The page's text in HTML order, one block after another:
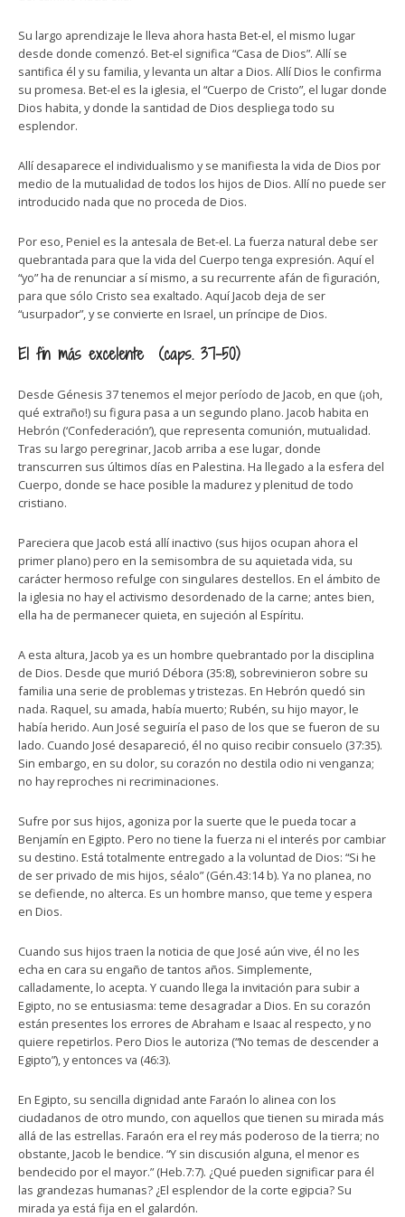
Su largo aprendizaje le lleva ahora hasta Bet-el, el mismo lugar
desde donde comenzó. Bet-el significa “Casa de Dios”. Allí se
santifica él y su familia, y levanta un altar a Dios. Allí Dios le confirma
su promesa. Bet-el es la iglesia, el “Cuerpo de Cristo”, el lugar donde
Dios habita, y donde la santidad de Dios despliega todo su
esplendor.
Allí desaparece el individualismo y se manifiesta la vida de Dios por
medio de la mutualidad de todos los hijos de Dios. Allí no puede ser
introducido nada que no proceda de Dios.
Por eso, Peniel es la antesala de Bet-el. La fuerza natural debe ser
quebrantada para que la vida del Cuerpo tenga expresión. Aquí el
“yo” ha de renunciar a sí mismo, a su recurrente afán de figuración,
para que sólo Cristo sea exaltado. Aquí Jacob deja de ser
“usurpador”, y se convierte en Israel, un príncipe de Dios.
El fin más excelente (caps. 37-50)
Desde Génesis 37 tenemos el mejor período de Jacob, en que (¡oh,
qué extraño!) su figura pasa a un segundo plano. Jacob habita en
Hebrón (‘Confederación’), que representa comunión, mutualidad.
Tras su largo peregrinar, Jacob arriba a ese lugar, donde
transcurren sus últimos días en Palestina. Ha llegado a la esfera del
Cuerpo, donde se hace posible la madurez y plenitud de todo
cristiano.
Pareciera que Jacob está allí inactivo (sus hijos ocupan ahora el
primer plano) pero en la semisombra de su aquietada vida, su
carácter hermoso refulge con singulares destellos. En el ámbito de
la iglesia no hay el activismo desordenado de la carne; antes bien,
ella ha de permanecer quieta, en sujeción al Espíritu.
A esta altura, Jacob ya es un hombre quebrantado por la disciplina
de Dios. Desde que murió Débora (35:8), sobrevinieron sobre su
familia una serie de problemas y tristezas. En Hebrón quedó sin
nada. Raquel, su amada, había muerto; Rubén, su hijo mayor, le
había herido. Aun José seguiría el paso de los que se fueron de su
lado. Cuando José desapareció, él no quiso recibir consuelo (37:35).
Sin embargo, en su dolor, su corazón no destila odio ni venganza;
no hay reproches ni recriminaciones.
Sufre por sus hijos, agoniza por la suerte que le pueda tocar a
Benjamín en Egipto. Pero no tiene la fuerza ni el interés por cambiar
su destino. Está totalmente entregado a la voluntad de Dios: “Si he
de ser privado de mis hijos, séalo” (Gén.43:14 b). Ya no planea, no
se defiende, no alterca. Es un hombre manso, que teme y espera
en Dios.
Cuando sus hijos traen la noticia de que José aún vive, él no les
echa en cara su engaño de tantos años. Simplemente,
calladamente, lo acepta. Y cuando llega la invitación para subir a
Egipto, no se entusiasma: teme desagradar a Dios. En su corazón
están presentes los errores de Abraham e Isaac al respecto, y no
quiere repetirlos. Pero Dios le autoriza (“No temas de descender a
Egipto”), y entonces va (46:3).
En Egipto, su sencilla dignidad ante Faraón lo alinea con los
ciudadanos de otro mundo, con aquellos que tienen su mirada más
allá de las estrellas. Faraón era el rey más poderoso de la tierra; no
obstante, Jacob le bendice. “Y sin discusión alguna, el menor es
bendecido por el mayor.” (Heb.7:7). ¿Qué pueden significar para él
las grandezas humanas? ¿El esplendor de la corte egipcia? Su
mirada ya está fija en el galardón.